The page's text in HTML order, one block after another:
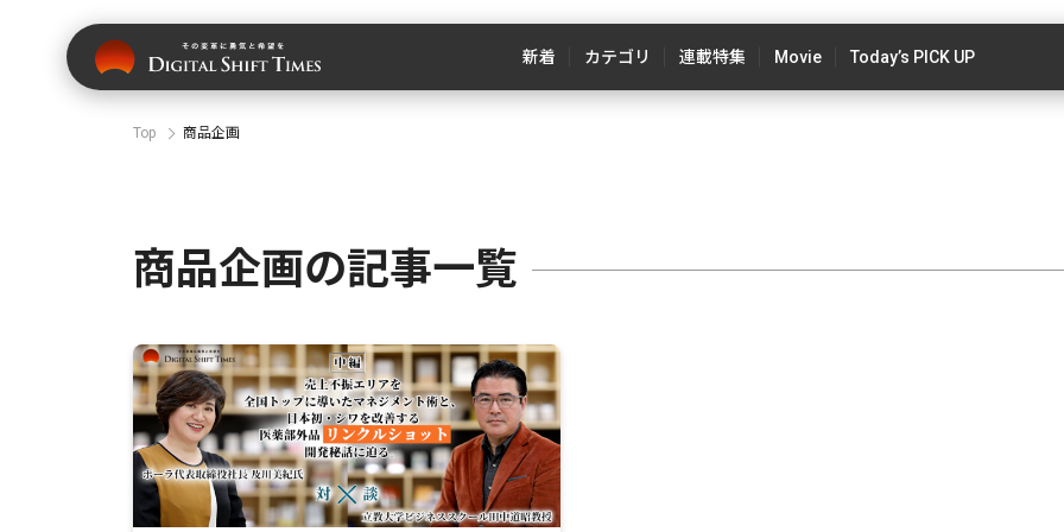
新着 カテゴリ 連載特集 Movie Today’s PICK UP
Top 商品企画
商品企画の記事一覧